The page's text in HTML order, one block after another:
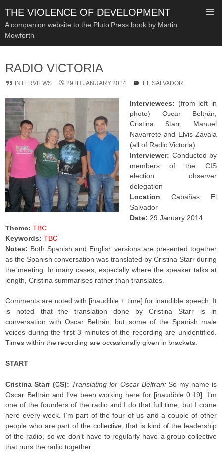
THE VIOLENCE OF DEVELOPMENT
A companion website to the Pluto Press book by Martin
Mowforth
CONTENT
RADIO VICTORIA
INTERVIEWS 29TH JANUARY 2014 EL SALVADOR
Interviewees: (from left in
photo) Oscar Beltrán,
Cristina Starr, Manuel
Navarrete and Elvis Zavala
(all of Radio Victoria)
Interviewer: Conducted by
members of the CIS
election observer
delegation
Location: Cabañas, El
Salvador
Date: 29 January 2014
Theme: TBC
Keywords: TBC
Notes: Both Spanish and English versions are presented together
as the Spanish conversation was translated by Cristina Starr during
the meeting. In many cases, especially where the speaker talks at
length, Cristina summarises rather than translates.
Comments are noted with [inaudible + time] for inaudible speech. It
is noted that the translation done by Cristina Starr is in
conversation with Oscar Beltrán, but some of the Spanish male
voices during the first 3 minutes of the recording are unidentified.
Times within the recording are occasionally given in brackets.
START
Cristina Starr (CS): Translating for Oscar Beltran:So my name is
Oscar Beltrán and I’ve been working here for [inaudible 0:19]. I’m
one of the founders of the radio and I do that full time, but I come
here every week. I’m part of the four of us and a couple of other
people who are part of the collective, that is kind of the leadership
of the radio, so we don’t have to regularly have a group collective
that runs the radio together.